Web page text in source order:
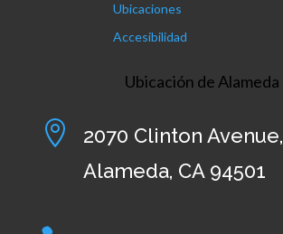
Ubicaciones
Accesibilidad
Ubicación de Alameda

2070 Clinton Avenue,
Alameda, CA 94501